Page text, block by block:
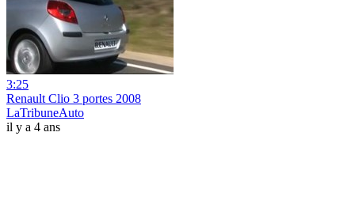
3:25
Renault Clio 3 portes 2008
LaTribuneAuto
il y a 4 ans